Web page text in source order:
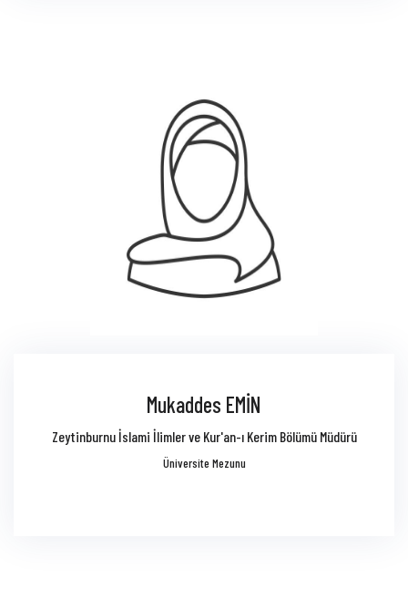
Mukaddes EMİN
Zeytinburnu İslami İlimler ve Kur'an-ı Kerim Bölümü Müdürü
Üniversite Mezunu